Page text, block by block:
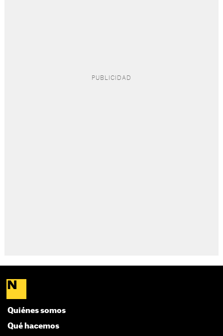
Quiénes somos
Qué hacemos